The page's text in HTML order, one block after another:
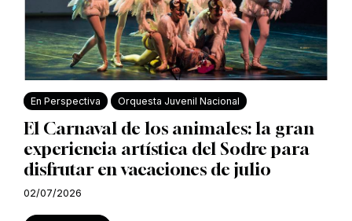
En Perspectiva Orquesta Juvenil Nacional
El Carnaval de los animales: la gran
experiencia artística del Sodre para
disfrutar en vacaciones de julio
02/07/2026